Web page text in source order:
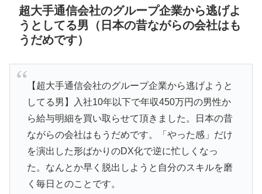
超大手通信会社のグループ企業から逃げよ
うとしてる男（日本の昔ながらの会社はも
うだめです）
【超大手通信会社のグループ企業から逃げようと
してる男】入社10年以下で年収450万円の男性か
ら給与明細を買い取らせて頂きました。日本の昔
ながらの会社はもうだめです。「やった感」だけ
を演出した形ばかりのDX化で逆に忙しくなっ
た。なんとか早く脱出しようと自分のスキルを磨
く毎日とのことです。